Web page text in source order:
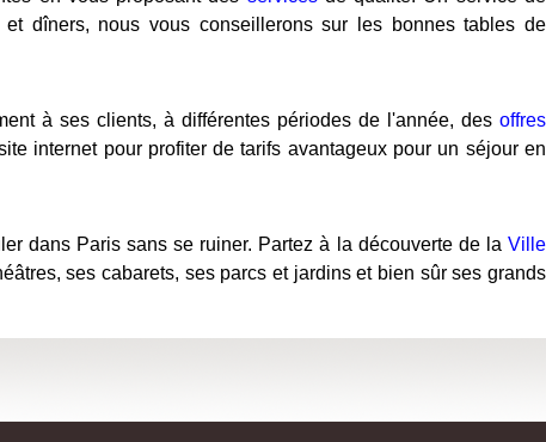
dîners, nous vous conseillerons sur les bonnes tables de
à ses clients, à différentes périodes de l'année, des offres
internet pour profiter de tarifs avantageux pour un séjour en
dans Paris sans se ruiner. Partez à la découverte de la Ville
ses cabarets, ses parcs et jardins et bien sûr ses grands